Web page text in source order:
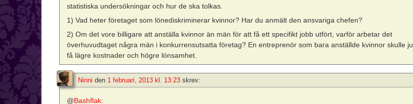
statistiska undersökningar och hur de ska tolkas.
1) Vad heter företaget som lönediskriminerar kvinnor? Har du anmält den ansvariga chefen?
2) Om det vore billigare att anställa kvinnor än män för att få ett specifikt jobb utfört, varför arbetar det
överhuvudtaget några män i konkurrensutsatta företag? En entreprenör som bara anställde kvinnor skulle ju
få lägre kostnader och högre lönsamhet.
Ninni den 1 februari, 2013 kl. 13:23 skrev:
@Bashflak: